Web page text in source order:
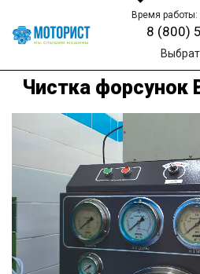
Время
8 (800)
Чистка форсунок